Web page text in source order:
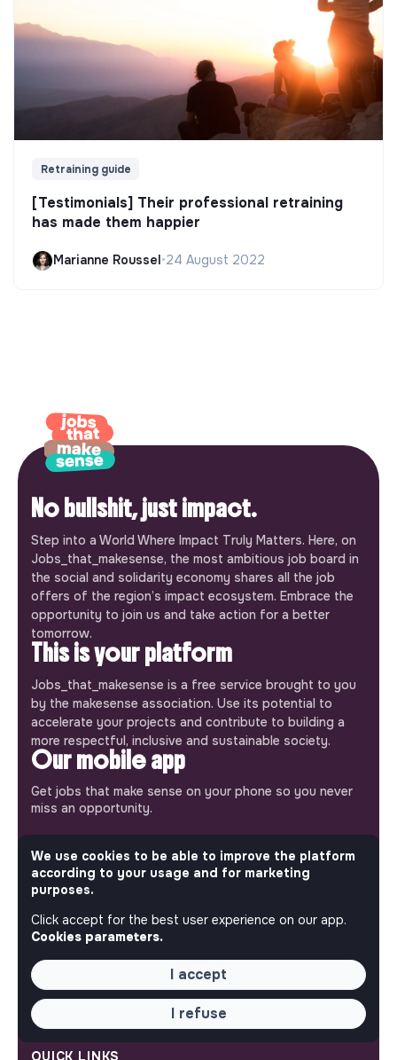
Retraining guide
[Testimonials] Their professional retraining
has made them happier
Marianne Roussel•24 August 2022
No bullshit, just impact.
Step into a World Where Impact Truly Matters. Here, on
Jobs_that_makesense, the most ambitious job board in
the social and solidarity economy shares all the job
offers of the region’s impact ecosystem. Embrace the
opportunity to join us and take action for a better
tomorrow.
This is your platform
Jobs_that_makesense is a free service brought to you
by the makesense association. Use its potential to
accelerate your projects and contribute to building a
more respectful, inclusive and sustainable society.
Our mobile app
Get jobs that make sense on your phone so you never
miss an opportunity.
iPhone Android
ABOUT
Our mission and impact
QUICK LINKS
We use cookies to be able to improve the platform
according to your usage and for marketing
purposes.
Click accept for the best user experience on our app.
Cookies parameters.
I accept
I refuse